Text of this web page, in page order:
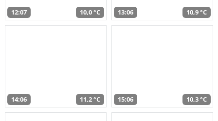
12:07 10,0 °C 13:06 10,9 °C
14:06 11,2 °C 15:06 10,3 °C